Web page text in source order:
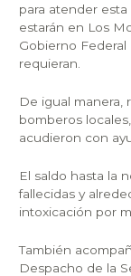
para atender
estarán en Los
Gobierno Federal
requieran.
De igual manera,
bomberos
acudieron con
El saldo hasta la
fallecidas y
intoxicación por
También
Despacho de la